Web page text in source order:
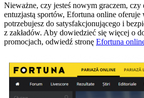
Nieważne, czy jesteś nowym graczem, czy
entuzjastą sportów, Efortuna online oferuje
potrzebujesz do satysfakcjonującego i
z zakładów. Aby dowiedzieć się więcej o
promocjach, odwiedź stronę Efortuna